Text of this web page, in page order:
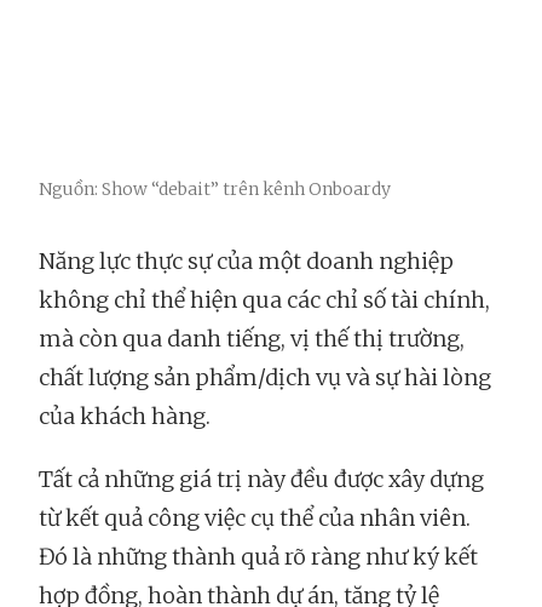
Nguồn: Show “debait” trên kênh Onboardy
Năng lực thực sự của một doanh nghiệp
không chỉ thể hiện qua các chỉ số tài chính,
mà còn qua danh tiếng, vị thế thị trường,
chất lượng sản phẩm/dịch vụ và sự hài lòng
của khách hàng.
Tất cả những giá trị này đều được xây dựng
từ kết quả công việc cụ thể của nhân viên.
Đó là những thành quả rõ ràng như ký kết
hợp đồng, hoàn thành dự án, tăng tỷ lệ